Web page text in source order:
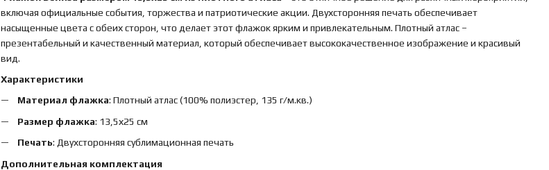
включая официальные события, торжества и патриотические акции. Двухсторонняя печать обеспечивает
насыщенные цвета с обеих сторон, что делает этот флажок ярким и привлекательным. Плотный атлас –
презентабельный и качественный материал, который обеспечивает высококачественное изображение и красивый
вид.
Характеристики
Материал флажка: Плотный атлас (100% полиэстер, 135 г/м.кв.)
Размер флажка: 13,5х25 см
Печать: Двухсторонняя сублимационная печать
Дополнительная комплектация